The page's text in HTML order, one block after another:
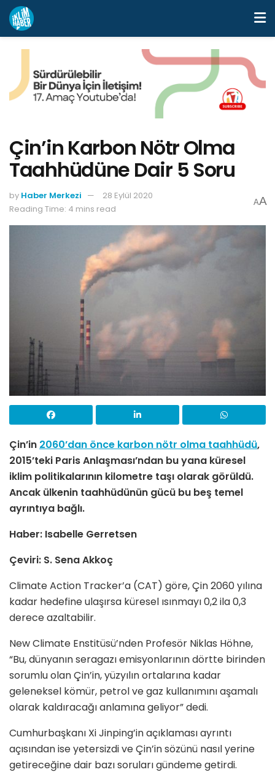
Çin’in Karbon Nötr Olma
Taahhüdüne Dair 5 Soru
by Haber Merkezi
28 Eylül 2020
Reading Time: 4 mins read
AA
Çin’in 2060’dan önce karbon nötr olma taahhüdü,
2015’teki Paris Anlaşması’ndan bu yana küresel
iklim politikalarının kilometre taşı olarak görüldü.
Ancak ülkenin taahhüdünün gücü bu beş temel
ayrıntıya bağlı.
Haber: Isabelle Gerretsen
Çeviri: S. Sena Akkoç
Climate Action Tracker’a (CAT) göre, Çin 2060 yılına
kadar hedefine ulaşırsa küresel ısınmayı 0,2 ila 0,3
derece azaltabilir.
New Climate Enstitüsü’nden Profesör Niklas Höhne,
“Bu, dünyanın seragazı emisyonlarının dörtte birinden
sorumlu olan Çin’in, yüzyılın ortalarına kadar
geleneksel kömür, petrol ve gaz kullanımını aşamalı
olarak kaldıracağı anlamına geliyor” dedi.
Cumhurbaşkanı Xi Jinping’in açıklaması ayrıntı
açısından ise yetersizdi ve Çin’in sözünü nasıl yerine
getireceğine dair bazı soruları gündeme getirdi.